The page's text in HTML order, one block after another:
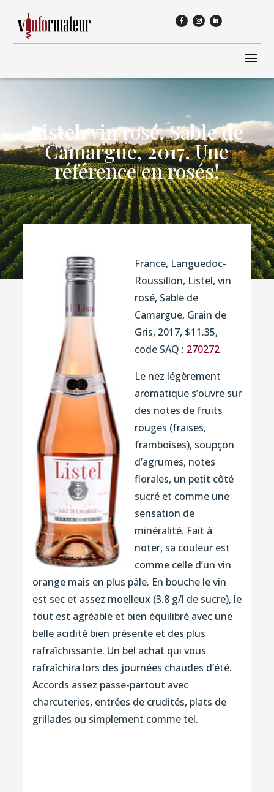
Listel, vin rosé, Sable de
Camargue, 2017. Une
référence en rosés!
France, Languedoc-
Roussillon, Listel, vin
rosé, Sable de
Camargue, Grain de
Gris, 2017, $11.35,
code SAQ : 270272
Le nez légèrement
aromatique s’ouvre sur
des notes de fruits
rouges (fraises,
framboises), soupçon
d’agrumes, notes
florales, un petit côté
sucré et comme une
sensation de
minéralité. Fait à
noter, sa couleur est
comme celle d’un vin
orange mais en plus pâle. En bouche le vin
est sec et assez moelleux (3.8 g/l de sucre), le
tout est agréable et bien équilibré avec une
belle acidité bien présente et des plus
rafraîchissante. Un bel achat qui vous
rafraîchira lors des journées chaudes d’été.
Accords assez passe-partout avec
charcuteries, entrées de crudités, plats de
grillades ou simplement comme tel.